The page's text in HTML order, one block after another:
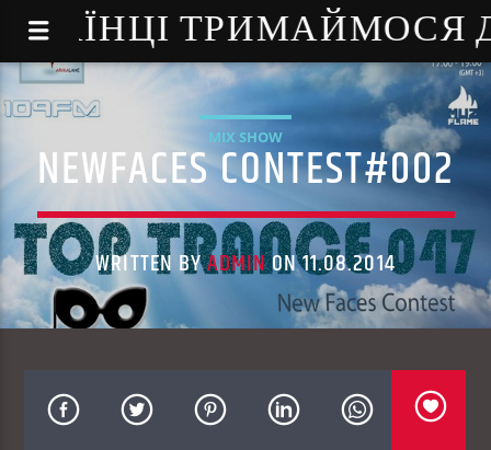
- УКРАЇНЦІ
MIX SHOW
NEWFACES CONTEST#002
WRITTEN BYADMINON 11.08.2014